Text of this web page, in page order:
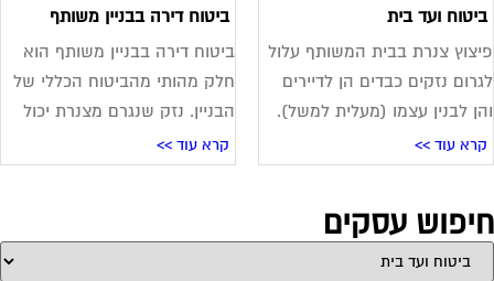
ועד בית
צנרת בבית המשותף עלול
נזקים כבדים הן לדיירים
לבנין עצמו (מעלית למשל).
עוד >>
ביטוח דירה בבניין משותף
ביטוח דירה בבניין משותף הוא
חלק מהותי מהביטוח הכללי של
הבניין. נזק שנגרם מצנרת יכול
קרא עוד >>
עסקים